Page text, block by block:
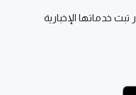
خدماتها الإخبارية